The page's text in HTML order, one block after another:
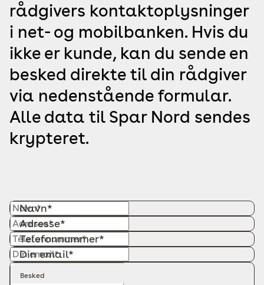
rådgivers kontaktoplysninger
i net- og mobilbanken. Hvis du
ikke er kunde, kan du sende en
besked direkte til din rådgiver
via nedenstående formular.
Alle data til Spar Nord sendes
krypteret.
Navn*
Adresse*
Telefonnummer*
Din email*
Besked